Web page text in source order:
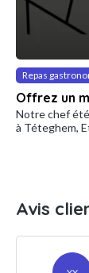
Repas
Offrez un
Notre chef
à Téteghem,
Avis